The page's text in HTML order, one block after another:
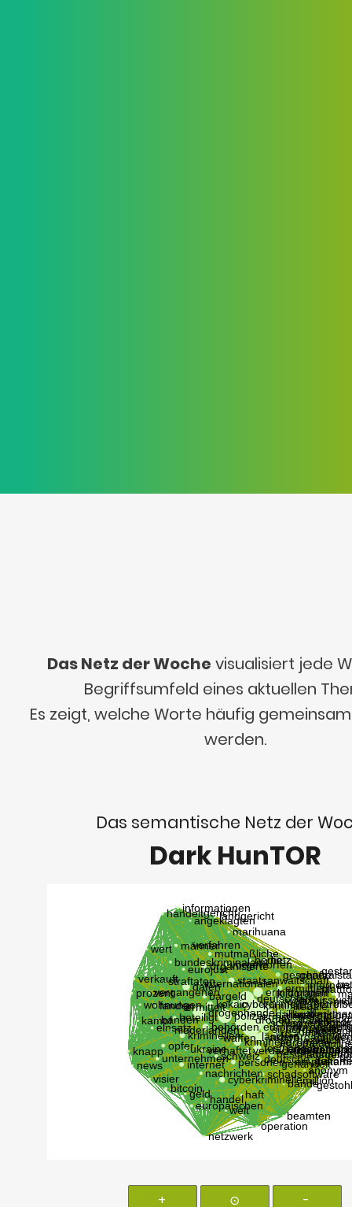
Das Netz der Woche visualisiert jede
Begriffsumfeld eines aktuellen
Es zeigt, welche Worte häufig
werden.
Das semantische Netz der
Dark HunTOR
+ ⊙ -